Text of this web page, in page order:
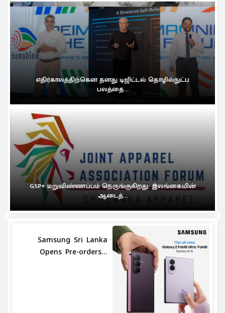
எதிர்காலத்திற்கென தனது டிஜிட்டல் தொழில்நுட்ப
பலத்தை...
GSP+ மறுவிண்ணப்பம் நெருங்குகிறது: இலங்கையின்
ஆடைத்...
Samsung Sri Lanka
Opens Pre-orders...